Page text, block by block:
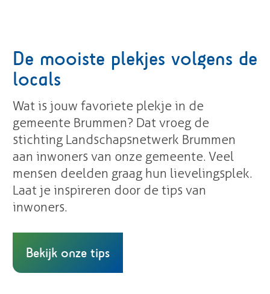
De mooiste plekjes volgens de
locals
Wat is jouw favoriete plekje in de
gemeente Brummen? Dat vroeg de
stichting Landschapsnetwerk Brummen
aan inwoners van onze gemeente. Veel
mensen deelden graag hun lievelingsplek.
Laat je inspireren door de tips van
inwoners.
Bekijk onze tips